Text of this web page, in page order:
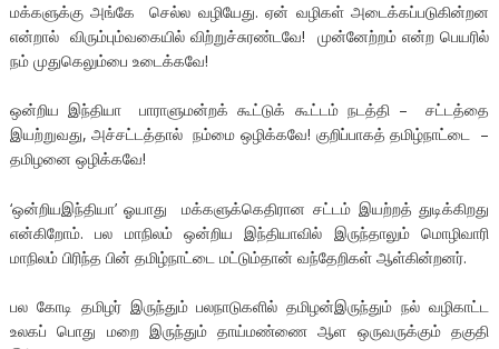
மக்களுக்கு அங்கே செல்ல வழியேது. ஏன் வழிகள் அடைக்கப்படுகின்றன
என்றால் விரும்பும்வகையில் விற்றுச்சுரண்டவே! முன்னேற்றம் என்ற பெயரில்
நம் முதுகெலும்பை உடைக்கவே!
ஒன்றிய இந்தியா பாராளுமன்றக் கூட்டுக் கூட்டம் நடத்தி – சட்டத்தை
இயற்றுவது, அச்சட்டத்தால் நம்மை ஒழிக்கவே! குறிப்பாகத் தமிழ்நாட்டை –
தமிழனை ஒழிக்கவே!
‘ஒன்றியஇந்தியா’ ஓயாது மக்களுக்கெதிரான சட்டம் இயற்றத் துடிக்கிறது
என்கிறோம். பல மாநிலம் ஒன்றிய இந்தியாவில் இருந்தாலும் மொழிவாரி
மாநிலம் பிரிந்த பின் தமிழ்நாட்டை மட்டும்தான் வந்தேறிகள் ஆள்கின்றனர்.
பல கோடி தமிழர் இருந்தும் பலநாடுகளில் தமிழன்இருந்தும் நல் வழிகாட்ட
உலகப் பொது மறை இருந்தும் தாய்மண்ணை ஆள ஒருவருக்கும் தகுதி